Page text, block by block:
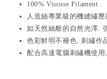
100% Viscose Filament .
人造絲專業級的機縫繡壓
如天然絲般的自然光澤.
色彩鮮明不褪色. 刺繡作
配合高速電腦刺繡機使用